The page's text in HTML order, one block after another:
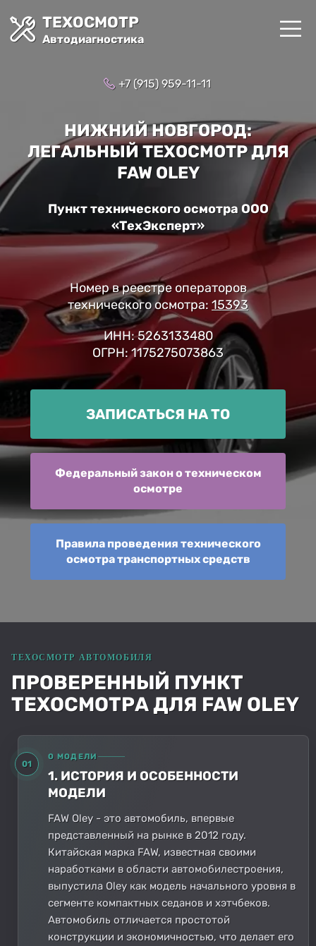
ТЕХОСМОТР
Автодиагностика
+7 (915) 959-11-11
НИЖНИЙ НОВГОРОД:
ЛЕГАЛЬНЫЙ ТЕХОСМОТР ДЛЯ
FAW OLEY
Пункт технического осмотра ООО
«ТехЭксперт»
Номер в реестре операторов
технического осмотра: 15393
ИНН: 5263133480
ОГРН: 1175275073863
ЗАПИСАТЬСЯ НА ТО
Федеральный закон о техническом
осмотре
Правила проведения технического
осмотра транспортных средств
ПРОВЕРЕННЫЙ ПУНКТ
ТЕХОСМОТРА ДЛЯ FAW OLEY
01
О МОДЕЛИ
1. ИСТОРИЯ И ОСОБЕННОСТИ
МОДЕЛИ
FAW Oley - это автомобиль, впервые
представленный на рынке в 2012 году.
Китайская марка FAW, известная своими
наработками в области автомобилестроения,
выпустила Oley как модель начального уровня в
сегменте компактных седанов и хэтчбеков.
Автомобиль отличается простотой
конструкции и экономичностью, что делает его